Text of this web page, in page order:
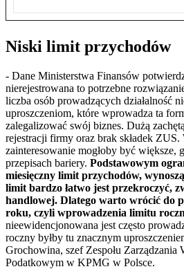
Niski limit przychodów
- Dane Ministerstwa Finansów
nierejestrowana to potrzebne
liczba osób prowadzących działalność
uproszczeniom, które wprowadza ta
zalegalizować swój biznes. Dużą
rejestracji firmy oraz brak składek ZUS.
zainteresowanie mogłoby być większe,
przepisach bariery. Podstawowym
miesięczny limit przychodów,
limit bardzo łatwo jest przekroczyć,
handlowej. Dlatego warto wrócić do
roku, czyli wprowadzenia limitu
nieewidencjonowana jest często
roczny byłby tu znacznym
Grochowina, szef Zespołu Zarządzania
Podatkowym w KPMG w Polsce.